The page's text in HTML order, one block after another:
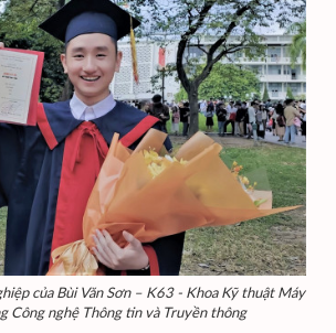
của Bùi Văn Sơn – K63 - Khoa Kỹ thuật Máy
Công nghệ Thông tin và Truyền thông